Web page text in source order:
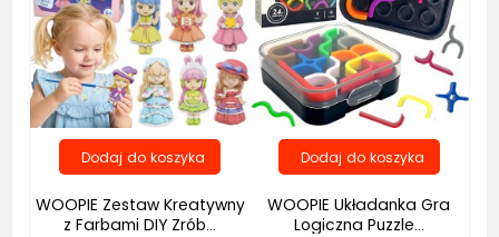
WOOPIE Zestaw Kreatywny
z Farbami DIY Zrób...
WOOPIE Układanka Gra
Logiczna Puzzle...